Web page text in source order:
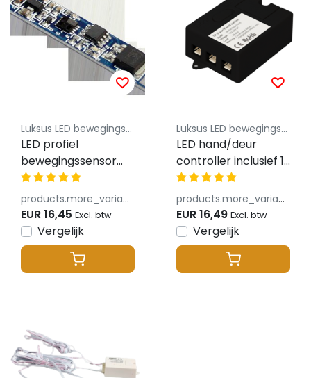
Luksus LED bewegingssensoren
LED profiel
bewegingssensor
inbouw - WZBLS1
products.more_variants_available
EUR 16,45 Excl. btw
Vergelijk
Luksus LED bewegingssensoren
LED hand/deur
controller inclusief 1
LED sensor d.m.v.
deur openen –
Sensor1213ZWART
products.more_variants_available
EUR 16,49 Excl. btw
Vergelijk